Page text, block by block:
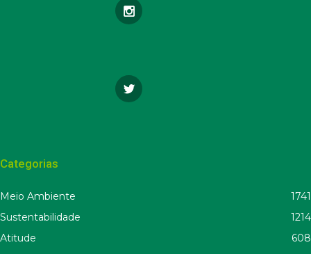
Categorias
Meio Ambiente
1741
Sustentabilidade
1214
Atitude
608